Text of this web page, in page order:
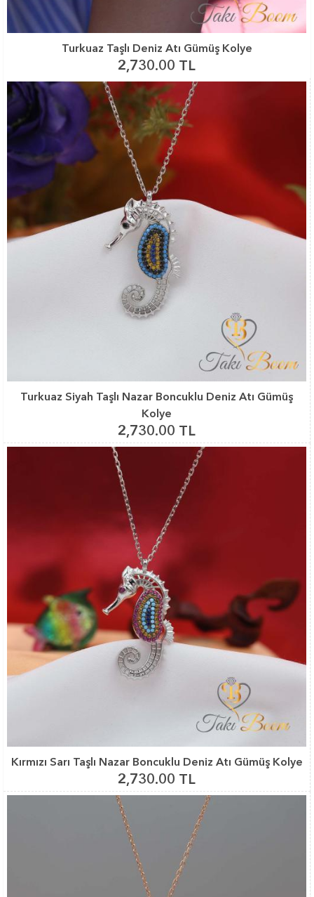
Turkuaz Taşlı Deniz Atı Gümüş Kolye
2,730.00 TL
Turkuaz Siyah Taşlı Nazar Boncuklu Deniz Atı Gümüş
Kolye
2,730.00 TL
Kırmızı Sarı Taşlı Nazar Boncuklu Deniz Atı Gümüş Kolye
2,730.00 TL